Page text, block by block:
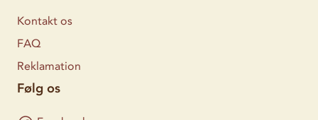
Kontakt os
FAQ
Reklamation
Følg os